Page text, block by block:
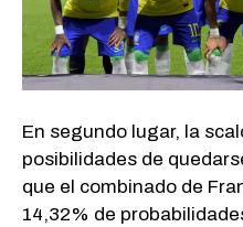
En segundo lugar, la
posibilidades de
que el combinado de
14,32% de